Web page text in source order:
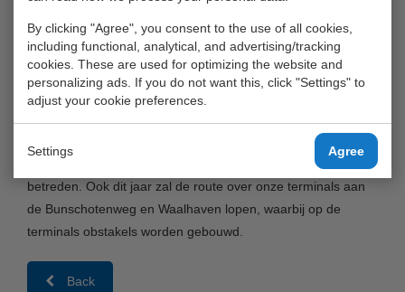
By clicking "Agree", you consent to the use of all cookies,
including functional, analytical, and advertising/tracking
cookies. These are used for optimizing the website and
personalizing ads. If you do not want this, click "Settings" to
adjust your cookie preferences.
Settings Agree
Ook 2014 doet er een UWT-team mee aan de HarbourRun
door de Rotterdamse haven.
Op zondag 12 oktober 2014 wordt de HARBOURRUN
loop graag onder uw aandacht! Het is een unieke manier om
via een sportieve inspanning de haventerreinen te mogen
betreden. Ook dit jaar zal de route over onze terminals aan
de Bunschotenweg en Waalhaven lopen, waarbij op de
terminals obstakels worden gebouwd.
Back